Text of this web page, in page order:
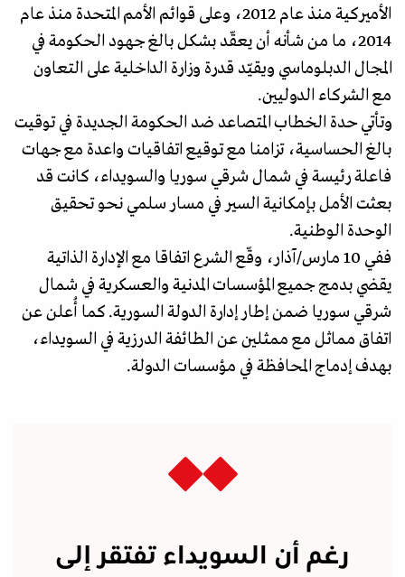
الأميركية منذ عام 2012، وعلى قوائم الأمم المتحدة منذ عام
2014، ما من شأنه أن يعقّد بشكل بالغ جهود الحكومة في
المجال الدبلوماسي ويقيّد قدرة وزارة الداخلية على التعاون
مع الشركاء الدوليين.
وتأتي حدة الخطاب المتصاعد ضد الحكومة الجديدة في توقيت
بالغ الحساسية، تزامنا مع توقيع اتفاقيات واعدة مع جهات
فاعلة رئيسة في شمال شرقي سوريا والسويداء، كانت قد
بعثت الأمل بإمكانية السير في مسار سلمي نحو تحقيق
الوحدة الوطنية.
ففي 10 مارس/آذار، وقّع الشرع اتفاقا مع الإدارة الذاتية
يقضي بدمج جميع المؤسسات المدنية والعسكرية في شمال
شرقي سوريا ضمن إطار إدارة الدولة السورية. كما أُعلن عن
اتفاق مماثل مع ممثلين عن الطائفة الدرزية في السويداء،
بهدف إدماج المحافظة في مؤسسات الدولة.
رغم أن السويداء تفتقر إلى